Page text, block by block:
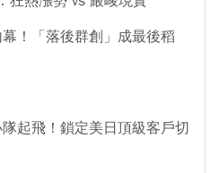
！「落後群創」成最後稻
起飛！鎖定美日頂級客戶切